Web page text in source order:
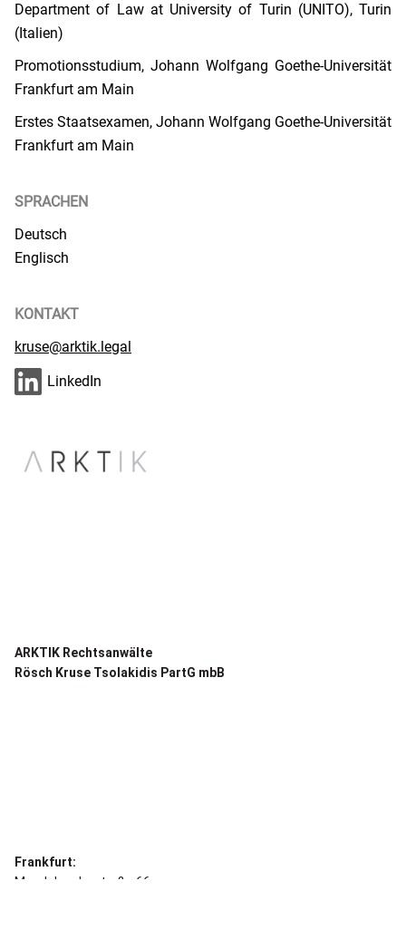
Department of Law at University of Turin (UNITO), Turin
(Italien)
Promotionsstudium, Johann Wolfgang Goethe-Universität
Frankfurt am Main
Erstes Staatsexamen, Johann Wolfgang Goethe-Universität
Frankfurt am Main
SPRACHEN
Deutsch
Englisch
KONTAKT
kruse@arktik.legal
LinkedIn
ARKTIK Rechtsanwälte
Rösch Kruse Tsolakidis PartG mbB
Frankfurt:
Mendelssohnstraße 66